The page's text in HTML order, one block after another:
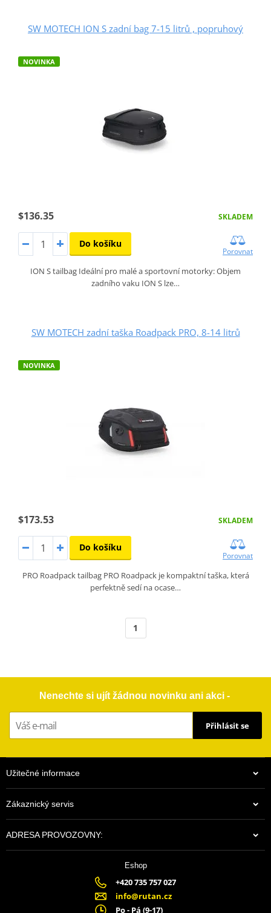
SW MOTECH ION S zadní bag 7-15 litrů , popruhový
NOVINKA
$136.35 SKLADEM
Do košíku
Porovnat
ION S tailbag Ideální pro malé a sportovní motorky: Objem
zadního vaku ION S lze…
SW MOTECH zadní taška Roadpack PRO, 8-14 litrů
NOVINKA
$173.53 SKLADEM
Do košíku
Porovnat
PRO Roadpack tailbag PRO Roadpack je kompaktní taška, která
perfektně sedí na ocase…
1
Nenechte si ujít žádnou novinku ani akci -
Přihlásit se
Užitečné informace
Zákaznický servis
ADRESA PROVOZOVNY:
Eshop
+420 735 757 027
info@rutan.cz
Po - Pá (9-17)